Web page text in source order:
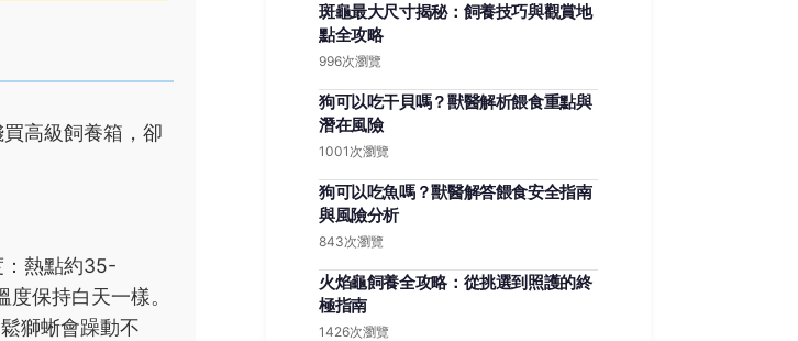
高級飼養箱，卻
：熱點約35-
保持白天一樣。
獅蜥會躁動不
斑龜最大尺寸揭秘：飼養技巧與觀賞地
點全攻略
996次瀏覽
狗可以吃干貝嗎？獸醫解析餵食重點與
潛在風險
1001次瀏覽
狗可以吃魚嗎？獸醫解答餵食安全指南
與風險分析
843次瀏覽
火焰龜飼養全攻略：從挑選到照護的終
極指南
1426次瀏覽